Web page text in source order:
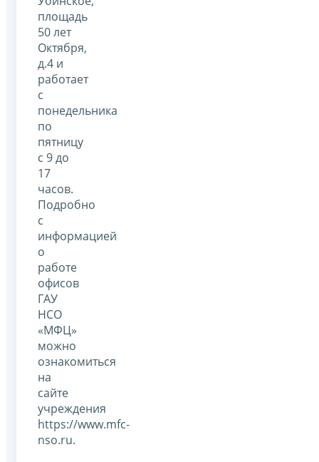
площадь
50 лет
Октября,
д.4 и
работает
с
понедельника
по
пятницу
с 9 до
17
часов.
Подробно
с
информацией
о
работе
офисов
ГАУ
НСО
«МФЦ»
можно
ознакомиться
на
сайте
учреждения
https://www.mfc-
nso.ru.